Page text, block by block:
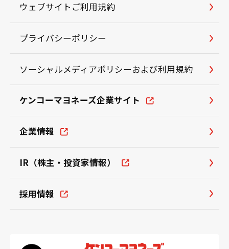
ウェブサイトご利用規約
プライバシーポリシー
ソーシャルメディアポリシーおよび利用規約
ケンコーマヨネーズ企業サイト
企業情報
IR（株主・投資家情報）
採用情報